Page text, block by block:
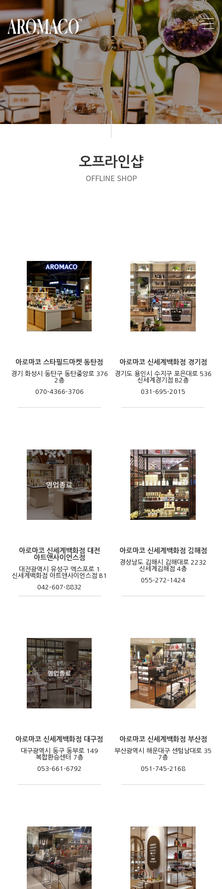
오프라인샵
OFFLINE SHOP
아로마코 스타필드마켓 동탄점
경기 화성시 동탄구 동탄중앙로 376
2층
070-4366-3706
아로마코 신세계백화점 경기점
경기도 용인시 수지구 포은대로 536
신세계경기점 B2층
031-695-2015
아로마코 신세계백화점 대전
아트앤사이언스점
대전광역시 유성구 엑스포로 1
신세계백화점 아트앤사이언스점 B1
042-607-8832
아로마코 신세계백화점 김해점
경상남도 김해시 김해대로 2232
신세계김해점 4층
055-272-1424
아로마코 신세계백화점 대구점
대구광역시 동구 동부로 149
복합환승센터 7층
053-661-6792
아로마코 신세계백화점 부산점
부산광역시 해운대구 센텀남대로 35
7층
051-745-2168